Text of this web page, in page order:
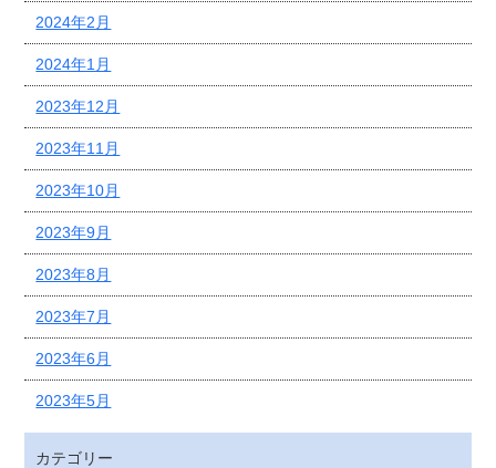
2024年2月
2024年1月
2023年12月
2023年11月
2023年10月
2023年9月
2023年8月
2023年7月
2023年6月
2023年5月
カテゴリー